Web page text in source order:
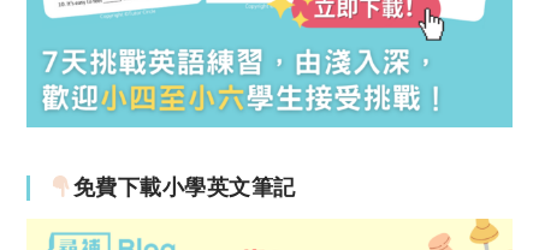
免費下載小學英文筆記